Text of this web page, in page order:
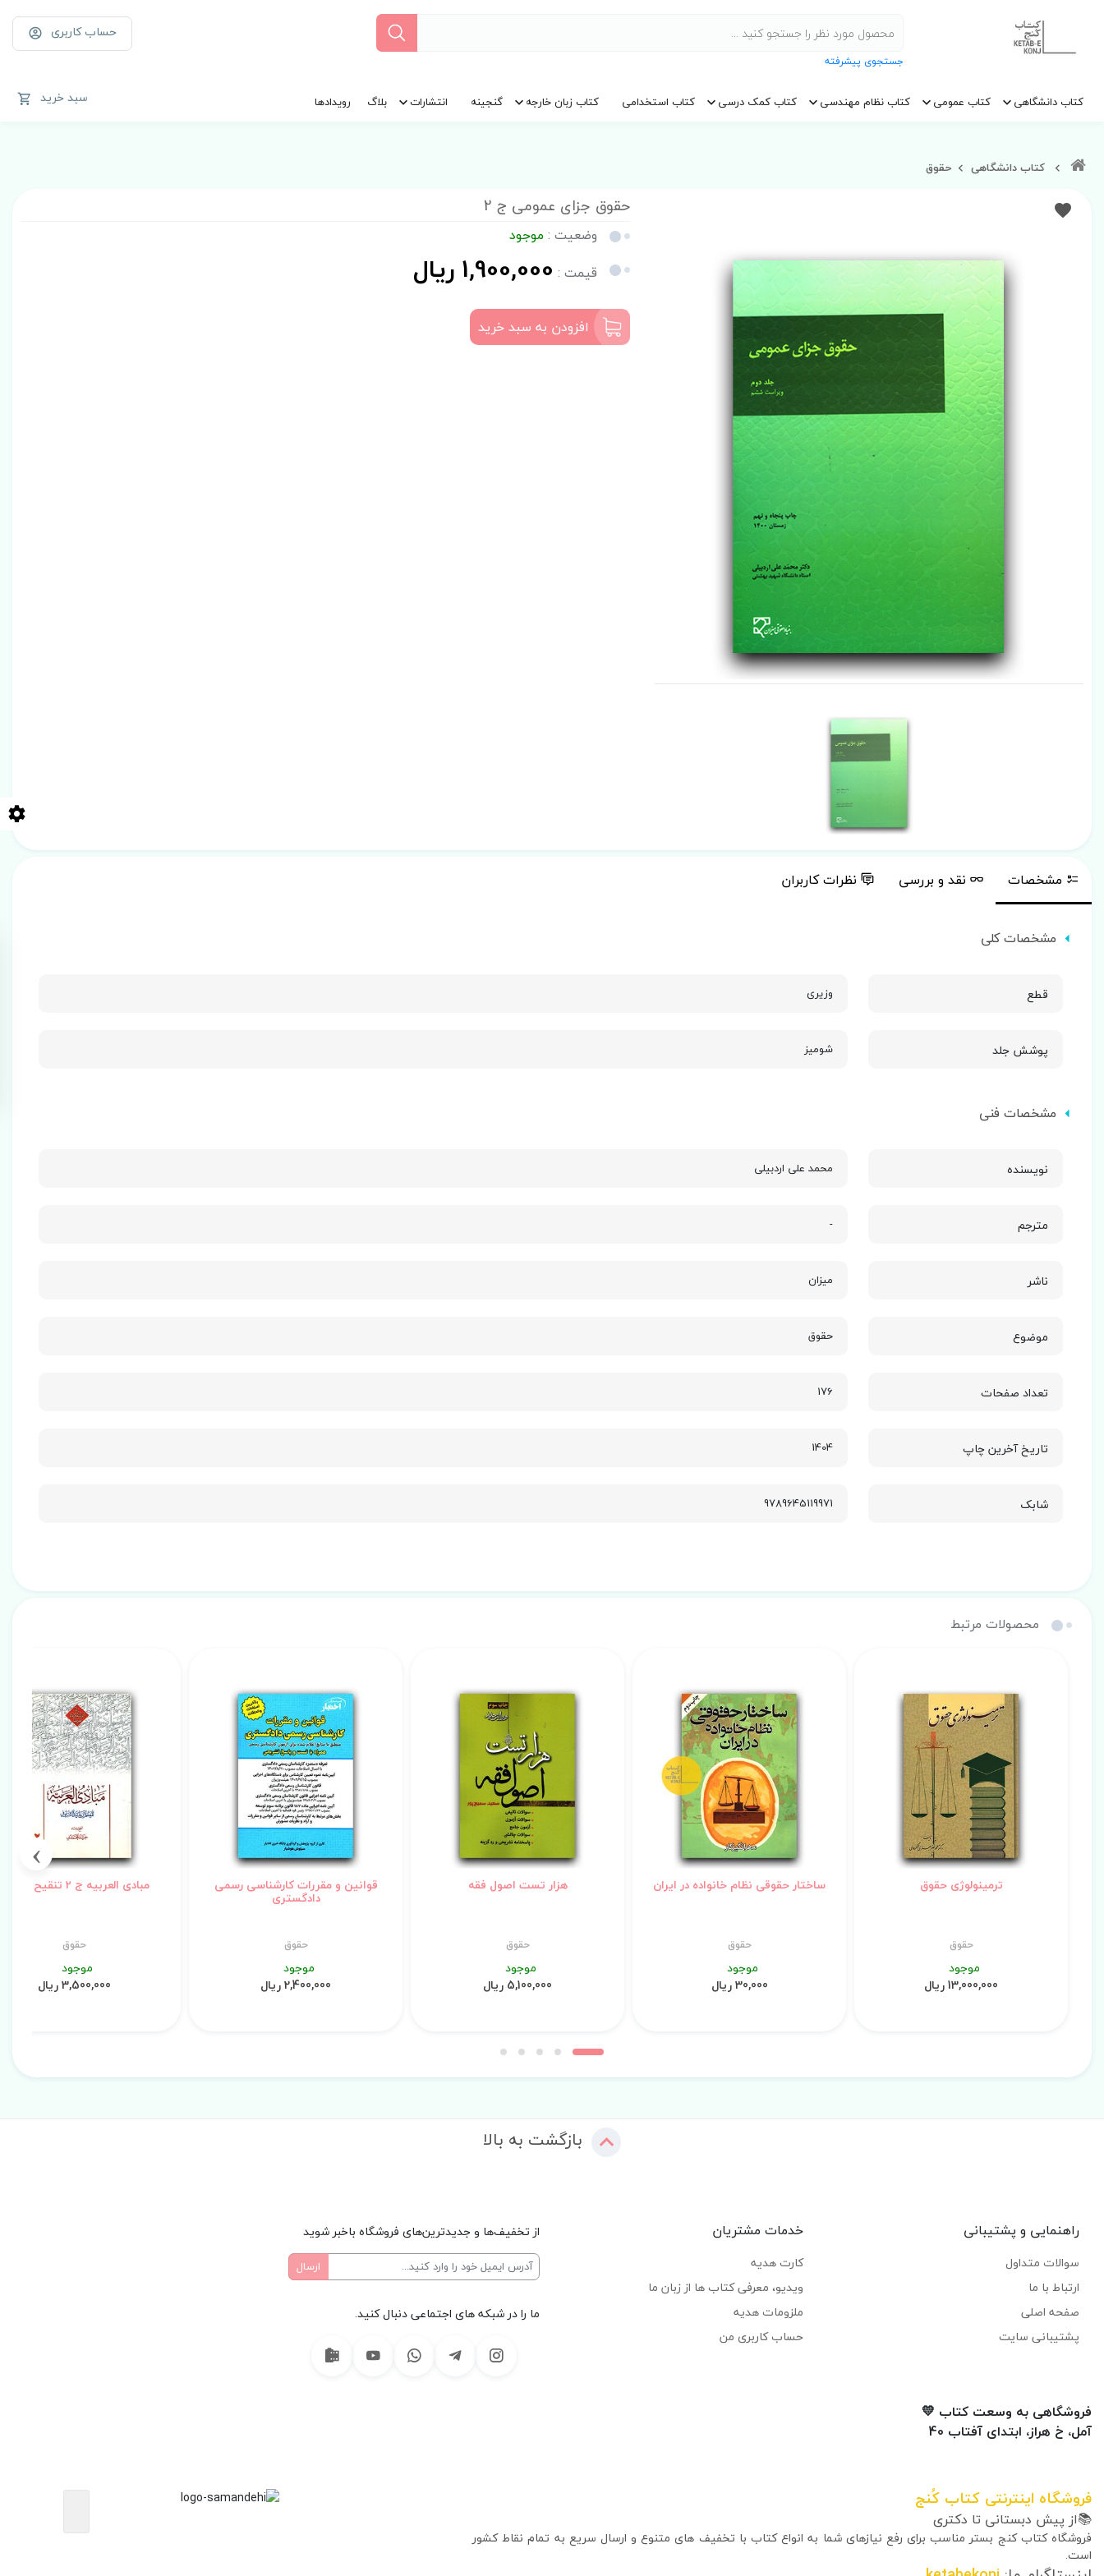
جستجوی پیشرفته
حساب کاربری
کتاب دانشگاهی کتاب عمومی کتاب نظام مهندسی کتاب کمک درسی کتاب استخدامی کتاب زبان خارجه گنجینه انتشارات بلاگ رویدادها سبد خرید
کتاب دانشگاهی حقوق
حقوق جزای عمومی ج 2
وضعیت : موجود
قیمت : 1,900,000 ریال
افزودن به سبد خرید
مشخصات نقد و بررسی نظرات کاربران
مشخصات کلی
قطع وزیری
پوشش جلد شومیز
مشخصات فنی
نویسنده محمد علی اردبیلی
مترجم -
ناشر میزان
موضوع حقوق
تعداد صفحات 176
تاریخ آخرین چاپ 1404
شابک 9789645119971
محصولات مرتبط
ترمینولوژی حقوق
حقوق
موجود
13,000,000 ریال
ساختار حقوقی نظام خانواده در ایران
حقوق
موجود
30,000 ریال
هزار تست اصول فقه
حقوق
موجود
5,100,000 ریال
قوانین و مقررات کارشناسی رسمی
دادگستری
حقوق
موجود
2,400,000 ریال
مبادی العربیه ج 2 تنقیح و اعداد
حقوق
موجود
3,500,000 ریال
›
بازگشت به بالا
راهنمایی و پشتیبانی
سوالات متداول
ارتباط با ما
صفحه اصلی
پشتیبانی سایت
خدمات مشتریان
کارت هدیه
ویدیو، معرفی کتاب ها از زبان ما
ملزومات هدیه
حساب کاربری من
از تخفیف‌ها و جدیدترین‌های فروشگاه باخبر شوید
ما را در شبکه های اجتماعی دنبال کنید.
فروشگاهی به وسعت کتاب 💛
آمل، خ هراز، ابتدای آفتاب 40
فروشگاه اینترنتی کتاب کُنج
📚از پیش دبستانی تا دکتری
فروشگاه کتاب کنج بستر مناسب برای رفع نیازهای شما به انواع کتاب با تخفیف های متنوع و ارسال سریع به تمام نقاط کشور
است.